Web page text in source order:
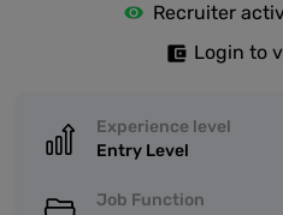
Recruiter
Login to
Experience level
Entry Level
Job Function